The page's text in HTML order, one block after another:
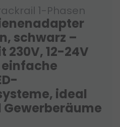
1-Phasen
schwarz –
12-24V
einfache
ideal